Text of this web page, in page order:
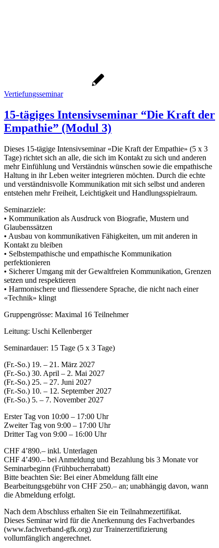
Vertiefungsseminar
15-tägiges Intensivseminar “Die Kraft der
Empathie” (Modul 3)
Dieses 15-tägige Intensivseminar «Die Kraft der Empathie» (5 x 3
Tage) richtet sich an alle, die sich im Kontakt zu sich und anderen
mehr Einfühlung und Verständnis wünschen sowie die empathische
Haltung in ihr Leben weiter integrieren möchten. Durch die echte
und verständnisvolle Kommunikation mit sich selbst und anderen
entstehen mehr Freiheit, Leichtigkeit und Handlungsspielraum.
Seminarziele:
• Kommunikation als Ausdruck von Biografie, Mustern und
Glaubenssätzen
• Ausbau von kommunikativen Fähigkeiten, um mit anderen in
Kontakt zu bleiben
• Selbstempathische und empathische Kommunikation
perfektionieren
• Sicherer Umgang mit der Gewaltfreien Kommunikation, Grenzen
setzen und respektieren
• Harmonischere und fliessendere Sprache, die nicht nach einer
«Technik» klingt
Gruppengrösse: Maximal 16 Teilnehmer
Leitung: Uschi Kellenberger
Seminardauer: 15 Tage (5 x 3 Tage)
(Fr.-So.) 19. – 21. März 2027
(Fr.-So.) 30. April – 2. Mai 2027
(Fr.-So.) 25. – 27. Juni 2027
(Fr.-So.) 10. – 12. September 2027
(Fr.-So.) 5. – 7. November 2027
Erster Tag von 10:00 – 17:00 Uhr
Zweiter Tag von 9:00 – 17:00 Uhr
Dritter Tag von 9:00 – 16:00 Uhr
CHF 4’890.– inkl. Unterlagen
CHF 4’490.– bei Anmeldung und Bezahlung bis 3 Monate vor
Seminarbeginn (Frühbucherrabatt)
Bitte beachten Sie: Bei einer Abmeldung fällt eine
Bearbeitungsgebühr von CHF 250.– an; unabhängig davon, wann
die Abmeldung erfolgt.
Nach dem Abschluss erhalten Sie ein Teilnahmezertifikat.
Dieses Seminar wird für die Anerkennung des Fachverbandes
(www.fachverband-gfk.org) zur Trainerzertifizierung
vollumfänglich angerechnet.